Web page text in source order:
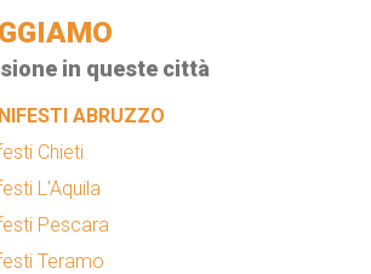
in queste città
ABRUZZO
Chieti
L’Aquila
Pescara
Teramo